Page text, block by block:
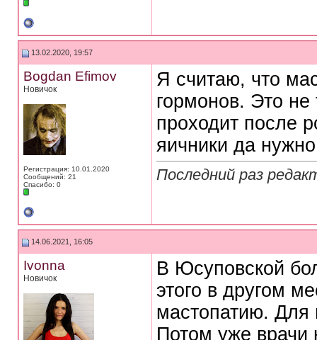
13.02.2020, 19:57
Bogdan Efimov
Новичок
Регистрация: 10.01.2020
Сообщений: 21
Спасибо: 0
Я считаю, что
гормонов. Это не
проходит после
яичники да
Последний раз
14.06.2021, 16:05
Ivonna
Новичок
В Юсуповской
этого в другом
мастопатию. Для
Потом уже врачи